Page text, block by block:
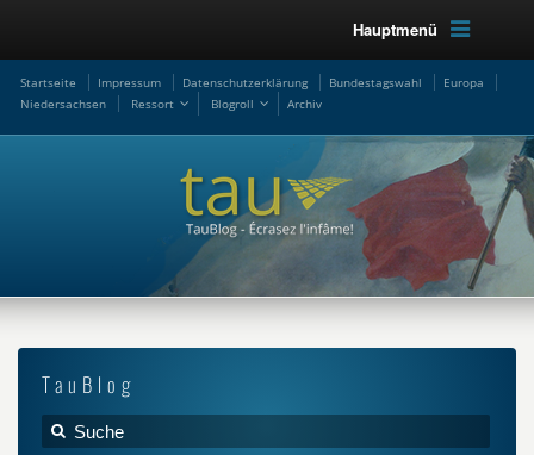
Hauptmenü
Startseite Impressum Datenschutzerklärung Bundestagswahl
Europa
Niedersachsen
Ressort Blogroll Archiv
TauBlog